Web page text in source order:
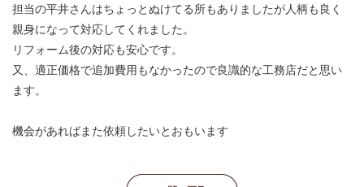
担当の平井さんはちょっとぬけてる所もありましたが人柄も良く
親身になって対応してくれました。
リフォーム後の対応も安心です。
又、適正価格で追加費用もなかったので良識的な工務店だと思い
ます。
機会があればまた依頼したいとおもいます